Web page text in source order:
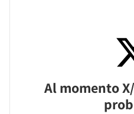
Al momento